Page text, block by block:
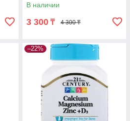
В наличии
3 300 ₸ 4 300 ₸
–22%